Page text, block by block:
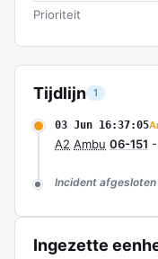
Tijdlijn 1
03 Jun 16:37:05
A2 Ambu 06-151
Incident
Ingezette
Prioriteit